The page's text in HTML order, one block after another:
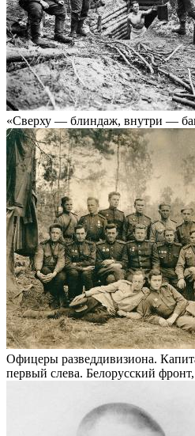
«Сверху — блиндаж, внутри —
Офицеры разведдивизиона.
первый слева. Белорусский